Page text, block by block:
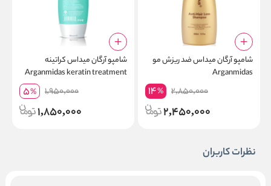
شامپو آرگان میداس ضد ریزش مو
Arganmidas
2,850,000
14%
2,450,000
شامپو آرگان میداس کراتینه
Arganmidas keratin treatment
1,950,000
5%
1,850,000
نظرات کاربران